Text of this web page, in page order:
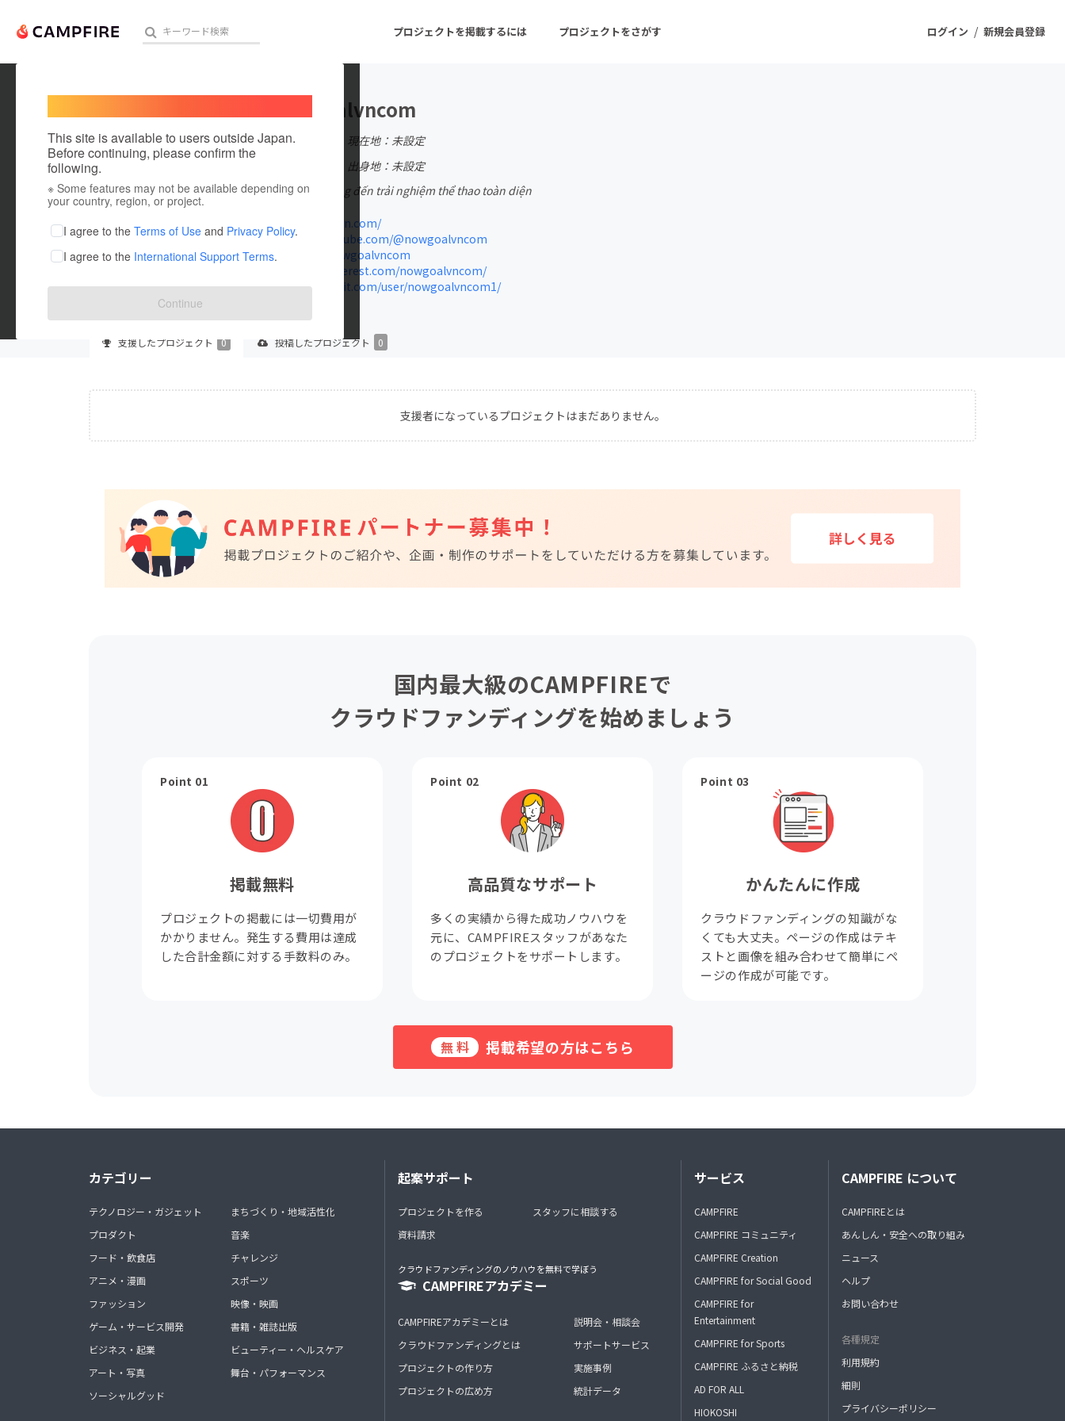
ログイン / 新規会員登録
プロジェクトを掲載するには プロジェクトをさがす
人気のプロジェクト 注目のリターン 注目の新着プロジェクト
アート・写真 音楽
テクノロジー・ガジェット
映像・映画
書籍・雑誌出版
ビジネス・起業
チャレンジ
まちづくり・地域活性化
This site is available to users outside Japan.
Before continuing, please confirm the
following.
※ Some features may not be available depending on
your country, region, or project.
I agree to the Terms of Use and Privacy Policy.
I agree to the International Support Terms.
Continue
nowgoalvncom
在住国：日本
現在地：未設定
出身地：未設定
Nowgoal mang đến trải nghiệm thể thao toàn diện
nowgoalvn.com/
www.youtube.com/@nowgoalvncom
x.com/nowgoalvncom
www.pinterest.com/nowgoalvncom/
www.reddit.com/user/nowgoalvncom1/
支援したプロジェクト 0 投稿したプロジェクト 0
支援者になっているプロジェクトはまだありません。
国内最大級のCAMPFIREで
クラウドファンディングを始めましょう
Point 01
掲載無料
プロジェクトの掲載には一切費用が
かかりません。発生する費用は達成
した合計金額に対する手数料のみ。
Point 02
高品質なサポート
多くの実績から得た成功ノウハウを
元に、CAMPFIREスタッフがあなた
のプロジェクトをサポートします。
Point 03
かんたんに作成
クラウドファンディングの知識がな
くても大丈夫。ページの作成はテキ
ストと画像を組み合わせて簡単にペ
ージの作成が可能です。
無料 掲載希望の方はこちら
カテゴリー
テクノロジー・ガジェット
プロダクト
フード・飲食店
アニメ・漫画
ファッション
ゲーム・サービス開発
ビジネス・起業
アート・写真
ソーシャルグッド
まちづくり・地域活性化
音楽
チャレンジ
スポーツ
映像・映画
書籍・雑誌出版
ビューティー・ヘルスケア
舞台・パフォーマンス
起案サポート
プロジェクトを作る
資料請求
スタッフに相談する
クラウドファンディングのノウハウを無料で学ぼう
CAMPFIREアカデミー
CAMPFIREアカデミーとは
クラウドファンディングとは
プロジェクトの作り方
プロジェクトの広め方
説明会・相談会
サポートサービス
実施事例
統計データ
サービス
CAMPFIRE
CAMPFIRE コミュニティ
CAMPFIRE Creation
CAMPFIRE for Social Good
CAMPFIRE for
Entertainment
CAMPFIRE for Sports
CAMPFIRE ふるさと納税
AD FOR ALL
HIOKOSHI
CAMPFIRE について
CAMPFIREとは
あんしん・安全への取り組み
ニュース
ヘルプ
お問い合わせ
各種規定
利用規約
細則
プライバシーポリシー